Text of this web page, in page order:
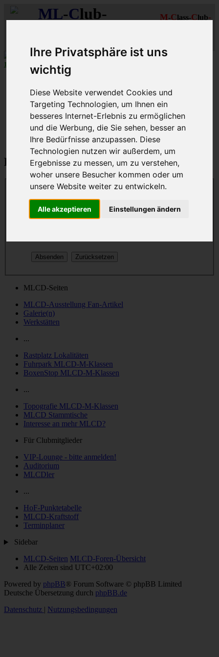
Ihre Privatsphäre ist uns
wichtig
Diese Website verwendet Cookies und
Targeting Technologien, um Ihnen ein
besseres Internet-Erlebnis zu ermöglichen
und die Werbung, die Sie sehen, besser an
Ihre Bedürfnisse anzupassen. Diese
Technologien nutzen wir außerdem, um
Ergebnisse zu messen, um zu verstehen,
woher unsere Besucher kommen oder um
unsere Website weiter zu entwickeln.
Alle akzeptieren Einstellungen ändern
ML-Club-
Mercedes M-Klasse Club!
M-Class-Club-
10 aus 27 MLCD-M-Klassen in
Ungelesene
MLCD-Ausstellung
Forennutzer
FAQ
MLCD-Seiten MLCD-Foren-Übersicht
Passwort zurücksetzen
Du musst die E-Mail-Adresse angeben, die in deinem Profil
hinterlegt ist. Diese hast du bei der Registrierung angegeben
oder nachträglich in deinem persönlichen Bereich geändert.
MLCD-Seiten
MLCD-Ausstellung Fan-Artikel
Galerie(n)
Werkstätten
...
Rastplatz Lokalitäten
Fuhrpark MLCD-M-Klassen
BoxenStop MLCD-M-Klassen
...
Topografie MLCD-M-Klassen
MLCD Stammtische
Interesse an mehr MLCD?
Für Clubmitglieder
VIP-Lounge - bitte anmelden!
Auditorium
MLCDler
...
HoF-Punktetabelle
MLCD-Kraftstoff
Terminplaner
Sidebar
MLCD-Seiten MLCD-Foren-Übersicht
Alle Zeiten sind UTC+02:00
Powered by phpBB® Forum Software © phpBB Limited
Deutsche Übersetzung durch phpBB.de
Datenschutz | Nutzungsbedingungen